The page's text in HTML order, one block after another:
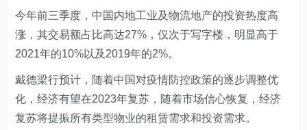
今年前三季度，中国内地工业及物流地产的投资热度高
涨，其交易额占比高达27%，仅次于写字楼，明显高于
2021年的10%以及2019年的2%。
戴德梁行预计，随着中国对疫情防控政策的逐步调整优
化，经济有望在2023年复苏，随着市场信心恢复，经济
复苏将提振所有类型物业的租赁需求和投资需求。